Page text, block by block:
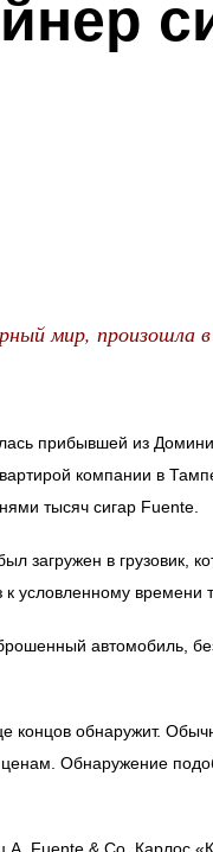
мир, произошла
прибывшей из
компании в
тысяч сигар Fuente.
загружен в грузовик,
условленному времени
автомобиль,
концов обнаружит.
Обнаружение